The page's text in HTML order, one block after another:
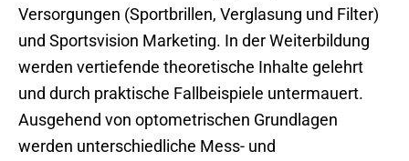
Versorgungen (Sportbrillen, Verglasung und Filter)
und Sportsvision Marketing. In der Weiterbildung
werden vertiefende theoretische Inhalte gelehrt
und durch praktische Fallbeispiele untermauert.
Ausgehend von optometrischen Grundlagen
werden unterschiedliche Mess- und